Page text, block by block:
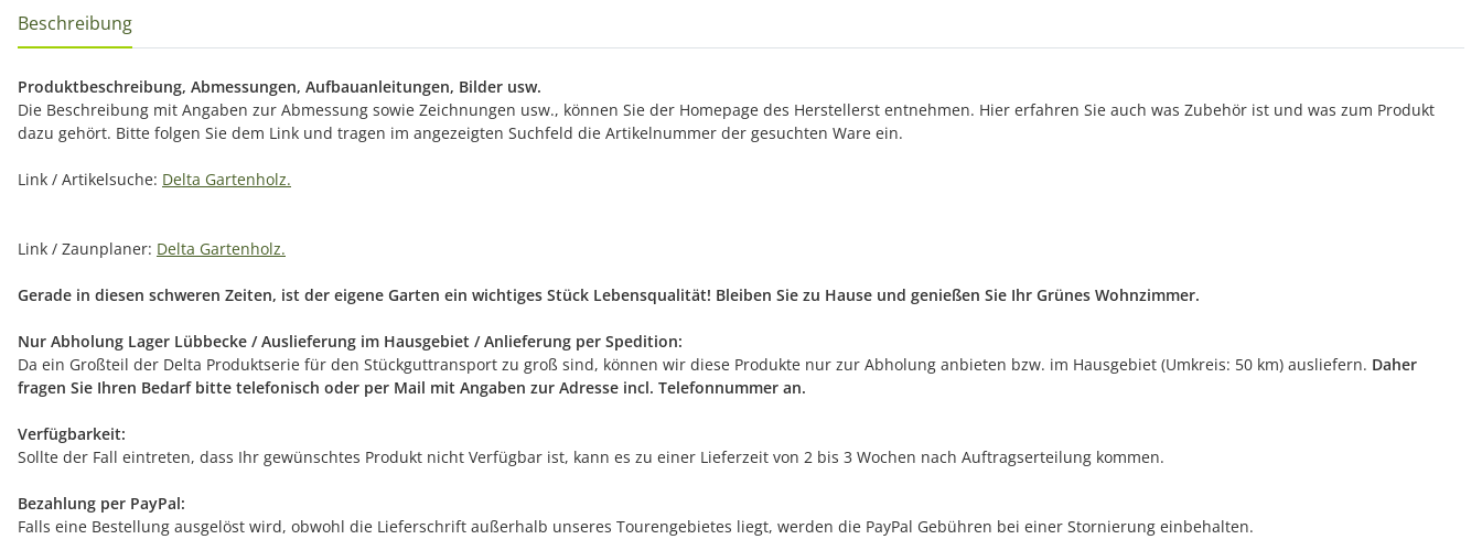
Beschreibung
Produktbeschreibung, Abmessungen, Aufbauanleitungen, Bilder usw.
Die Beschreibung mit Angaben zur Abmessung sowie Zeichnungen usw., können Sie der Homepage des Herstellerst entnehmen. Hier erfahren Sie auch was Zubehör ist und was zum Produkt
dazu gehört. Bitte folgen Sie dem Link und tragen im angezeigten Suchfeld die Artikelnummer der gesuchten Ware ein.
Link / Artikelsuche: Delta Gartenholz.
Link / Zaunplaner: Delta Gartenholz.
Gerade in diesen schweren Zeiten, ist der eigene Garten ein wichtiges Stück Lebensqualität! Bleiben Sie zu Hause und genießen Sie Ihr Grünes Wohnzimmer.
Nur Abholung Lager Lübbecke / Auslieferung im Hausgebiet / Anlieferung per Spedition:
Da ein Großteil der Delta Produktserie für den Stückguttransport zu groß sind, können wir diese Produkte nur zur Abholung anbieten bzw. im Hausgebiet (Umkreis: 50 km) ausliefern. Daher
fragen Sie Ihren Bedarf bitte telefonisch oder per Mail mit Angaben zur Adresse incl. Telefonnummer an.
Verfügbarkeit:
Sollte der Fall eintreten, dass Ihr gewünschtes Produkt nicht Verfügbar ist, kann es zu einer Lieferzeit von 2 bis 3 Wochen nach Auftragserteilung kommen.
Bezahlung per PayPal:
Falls eine Bestellung ausgelöst wird, obwohl die Lieferschrift außerhalb unseres Tourengebietes liegt, werden die PayPal Gebühren bei einer Stornierung einbehalten.